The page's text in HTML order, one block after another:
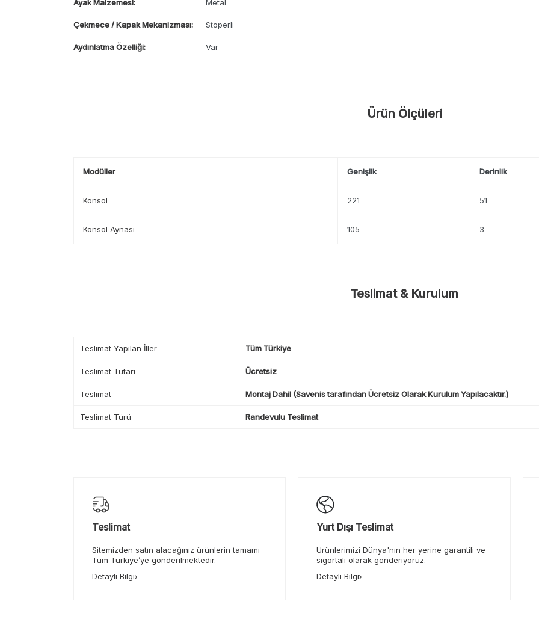
Ayak Malzemesi: Metal
Çekmece / Kapak Mekanizması: Stoperli
Aydınlatma Özelliği: Var
Ürün Ölçüleri
Modüller Genişlik Derinlik
Konsol 221 51
Konsol Aynası 105 3
Teslimat & Kurulum
Teslimat Yapılan İller Tüm Türkiye
Teslimat Tutarı Ücretsiz
Teslimat Montaj Dahil (Savenis tarafından Ücretsiz Olarak Kurulum Yapılacaktır.)
Teslimat Türü Randevulu Teslimat
Teslimat
Sitemizden satın alacağınız ürünlerin tamamı
Tüm Türkiye’ye gönderilmektedir.
Detaylı Bilgi
Yurt Dışı Teslimat
Ürünlerimizi Dünya'nın her yerine garantili ve
sigortalı olarak gönderiyoruz.
Detaylı Bilgi